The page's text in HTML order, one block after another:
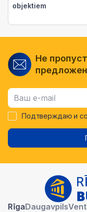
objektiem
Не
Подтверждаю и
RīgaDaugavpils